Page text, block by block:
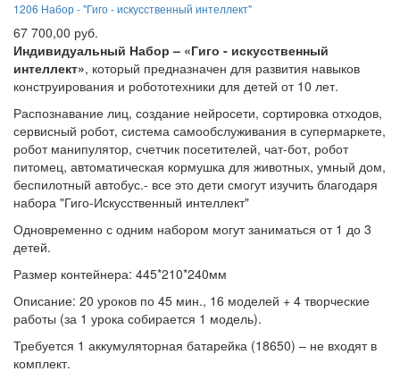
1206 Набор - "Гиго - искусственный интеллект"
67 700,00 руб.
Индивидуальный Набор – «Гиго - искусственный
интеллект», который предназначен для развития навыков
конструирования и робототехники для детей от 10 лет.
Распознавание лиц, создание нейросети, сортировка отходов,
сервисный робот, система самообслуживания в супермаркете,
робот манипулятор, счетчик посетителей, чат-бот, робот
питомец, автоматическая кормушка для животных, умный дом,
беспилотный автобус.- все это дети смогут изучить благодаря
набора "Гиго-Искусственный интеллект"
Одновременно с одним набором могут заниматься от 1 до 3
детей.
Размер контейнера: 445*210*240мм
Описание: 20 уроков по 45 мин., 16 моделей + 4 творческие
работы (за 1 урока собирается 1 модель).
Требуется 1 аккумуляторная батарейка (18650) – не входят в
комплект.